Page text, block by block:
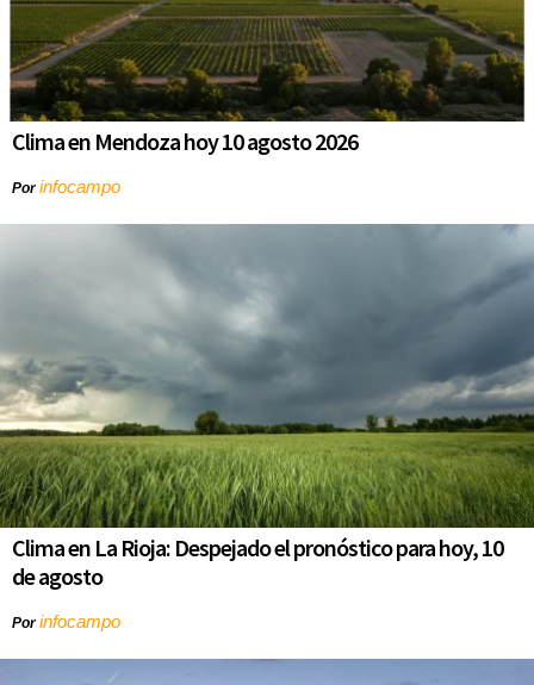
Clima en Mendoza hoy 10 agosto 2026
Porinfocampo
Clima en La Rioja: Despejado el pronóstico para hoy, 10
de agosto
Porinfocampo